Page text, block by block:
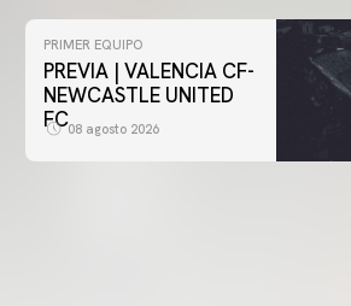
PRIMER EQUIPO
PREVIA | VALENCIA CF-
NEWCASTLE UNITED
FC08 agosto 2026